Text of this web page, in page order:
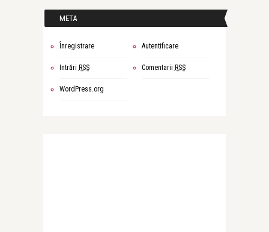
META
Înregistrare Autentificare
Intrări RSS Comentarii RSS
WordPress.org